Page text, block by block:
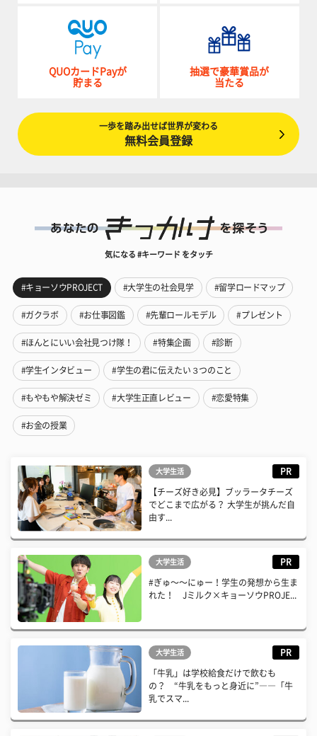
QUOカードPayが
貯まる
抽選で豪華賞品が
当たる
一歩を踏み出せば世界が変わる
無料会員登録
気になる #キーワード をタッチ
#キョーソウPROJECT #大学生の社会見学 #留学ロードマップ
#ガクラボ #お仕事図鑑 #先輩ロールモデル #プレゼント
#ほんとにいい会社見つけ隊！ #特集企画 #診断
#学生インタビュー #学生の君に伝えたい３つのこと
#もやもや解決ゼミ #大学生正直レビュー #恋愛特集
#お金の授業
大学生活 PR
【チーズ好き必見】ブッラータチーズ
でどこまで広がる？ 大学生が挑んだ自
由す...
大学生活 PR
#ぎゅ〜〜にゅー！学生の発想から生ま
れた！ Jミルク×キョーソウPROJE...
大学生活 PR
「牛乳」は学校給食だけで飲むも
の？ “牛乳をもっと身近に”――「牛
乳でスマ...